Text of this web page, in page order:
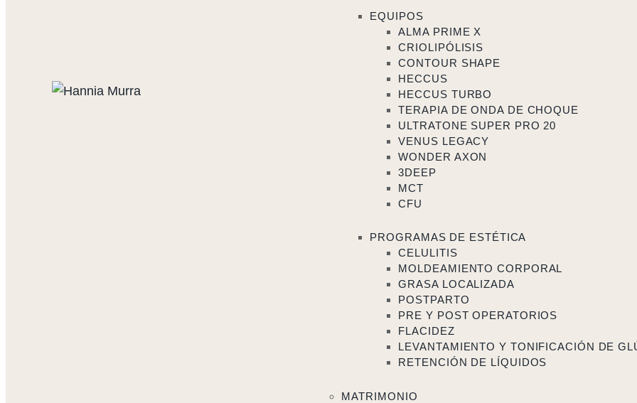
EQUIPOS
ALMA PRIME X
CRIOLIPÓLISIS
CONTOUR SHAPE
HECCUS
HECCUS TURBO
TERAPIA DE ONDA DE CHOQUE
ULTRATONE SUPER PRO 20
VENUS LEGACY
WONDER AXON
3DEEP
MCT
CFU
PROGRAMAS DE ESTÉTICA
CELULITIS
MOLDEAMIENTO CORPORAL
GRASA LOCALIZADA
POSTPARTO
PRE Y POST OPERATORIOS
FLACIDEZ
LEVANTAMIENTO Y TONIFICACIÓN DE
RETENCIÓN DE LÍQUIDOS
MATRIMONIO